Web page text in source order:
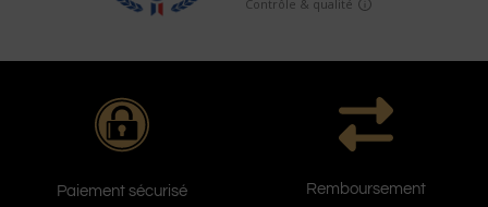
Paiement sécurisé Remboursement